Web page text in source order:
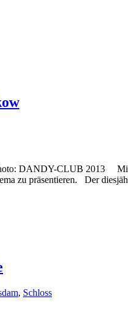
DANDY-CLUB 2013 Mit
zu präsentieren. Der
, Schloss